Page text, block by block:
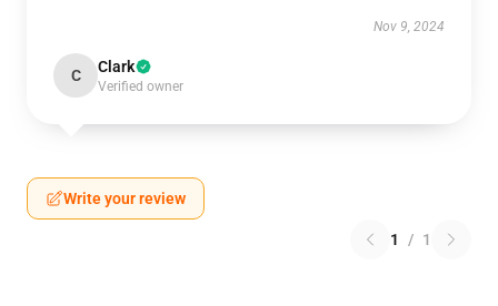
Nov 9, 2024
C Clark
Verified owner
Write your review
1 / 1